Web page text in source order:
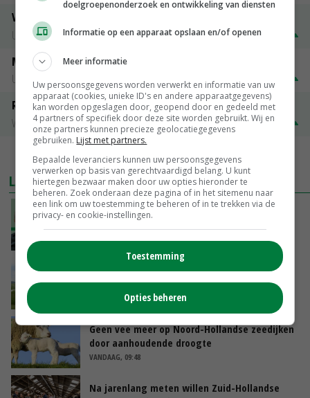
Vrouwelijk worst 1e kwaliteit
Utrecht
€ 1,32 € 0,10
Mannelijk Slachtstieren ( R )
Utrecht
€ 1,25
Rosekalveren 8 - 12 maandenk
Vleeskalveren Denkavit
€ 1,78 € 0,06
MEER MARKTPRIJZEN
LAATSTE NIEUWS
‘De droogte begint ver voor de grens bij
VANDAAG, 11:00
POAH!: John Deere 7730
VANDAAG, 10:00
Geen vee meer op Noord-Hollandse zeedijken
door aanhoudende droogte
VANDAAG, 09:48
Na jarenlang meten willen Zuid-Hollandse
doelgroepenonderzoek en ontwikkeling van diensten
Informatie op een apparaat opslaan en/of openen
Meer informatie
Uw persoonsgegevens worden verwerkt en informatie van uw
apparaat (cookies, unieke ID's en andere apparaatgegevens)
kan worden opgeslagen door, geopend door en gedeeld met
4 partners of specifiek door deze site worden gebruikt. Wij en
onze partners kunnen precieze geolocatiegegevens
gebruiken. Lijst met partners.
Bepaalde leveranciers kunnen uw persoonsgegevens
verwerken op basis van gerechtvaardigd belang. U kunt
hiertegen bezwaar maken door uw opties hieronder te
beheren. Zoek onderaan deze pagina of in het sitemenu naar
een link om uw toestemming te beheren of in te trekken via de
privacy- en cookie-instellingen.
Toestemming
Opties beheren